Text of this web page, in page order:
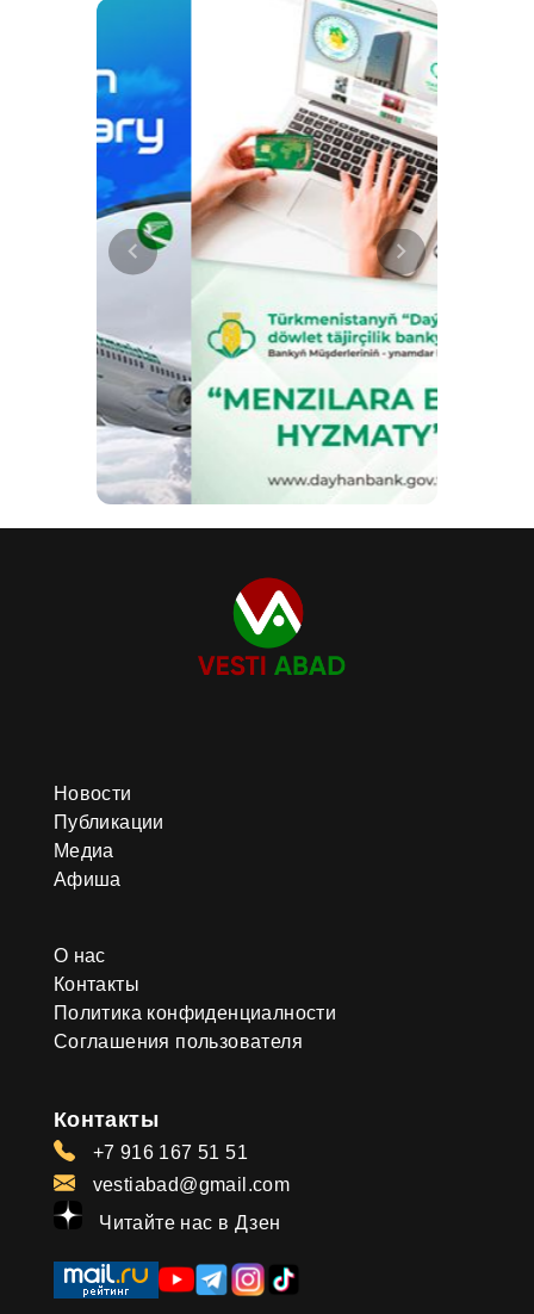
Новости
Публикации
Медиа
Афиша
О нас
Контакты
Политика конфиденциалности
Соглашения пользователя
Контакты
+7 916 167 51 51
vestiabad@gmail.com
Читайте нас в Дзен